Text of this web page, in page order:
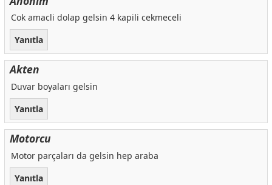
Cok amacli dolap gelsin 4 kapili cekmeceli
Yanıtla
Akten
Duvar boyaları gelsin
Yanıtla
Motorcu
Motor parçaları da gelsin hep araba
Yanıtla